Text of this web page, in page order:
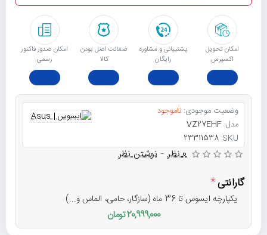
امکان تحویل
اکسپرس
پشتیبانی و مشاوره
رایگان
ﺿﻤﺎﻧﺖ اﺻﻞ ﺑﻮدن
ﮐﺎﻟﺎ
امکان صدور فاکتور
رسمی
وضعیت موجودی: ناموجود
مدل: VZ27EHF
SKU:
23311538
0 نظر - نوشتن نظر
گارانتی
یکپارچه ایسوس تا 36 ماه (سازگار، حامی، الماس و...)
20,999,000 تومان